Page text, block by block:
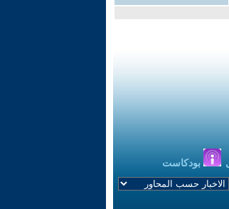
بودكاست